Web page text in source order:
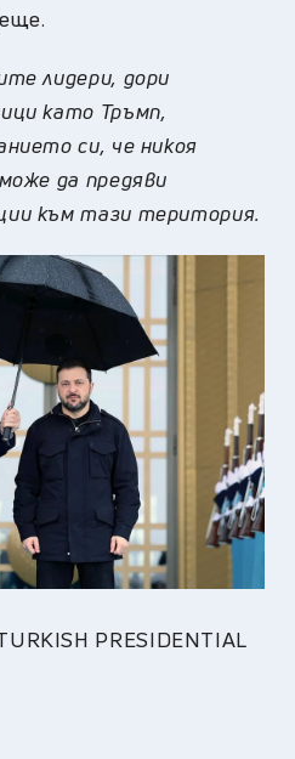
лидери, дори
като Тръмп,
си, че никоя
да предяви
към тази територия.
PRESIDENTIAL